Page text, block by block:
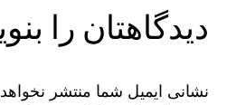
دیدگاهتان را
نشانی ایمیل شما منتشر